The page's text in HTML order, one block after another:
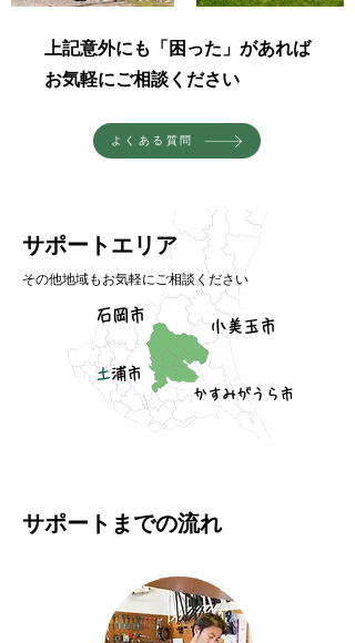
​上記意外にも「困った」があれば
お気軽にご相談ください
よくある質問
​サポートエリア
​その他地域もお気軽にご相談ください
石岡市
小美玉市
​土浦市
​かすみがうら市
​サポートまでの流れ